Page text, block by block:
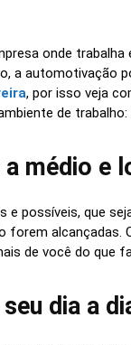
onde
a automotivação
, por isso veja
de trabalho:
médio e
e possíveis, que
forem alcançadas.
de você do que
dia a